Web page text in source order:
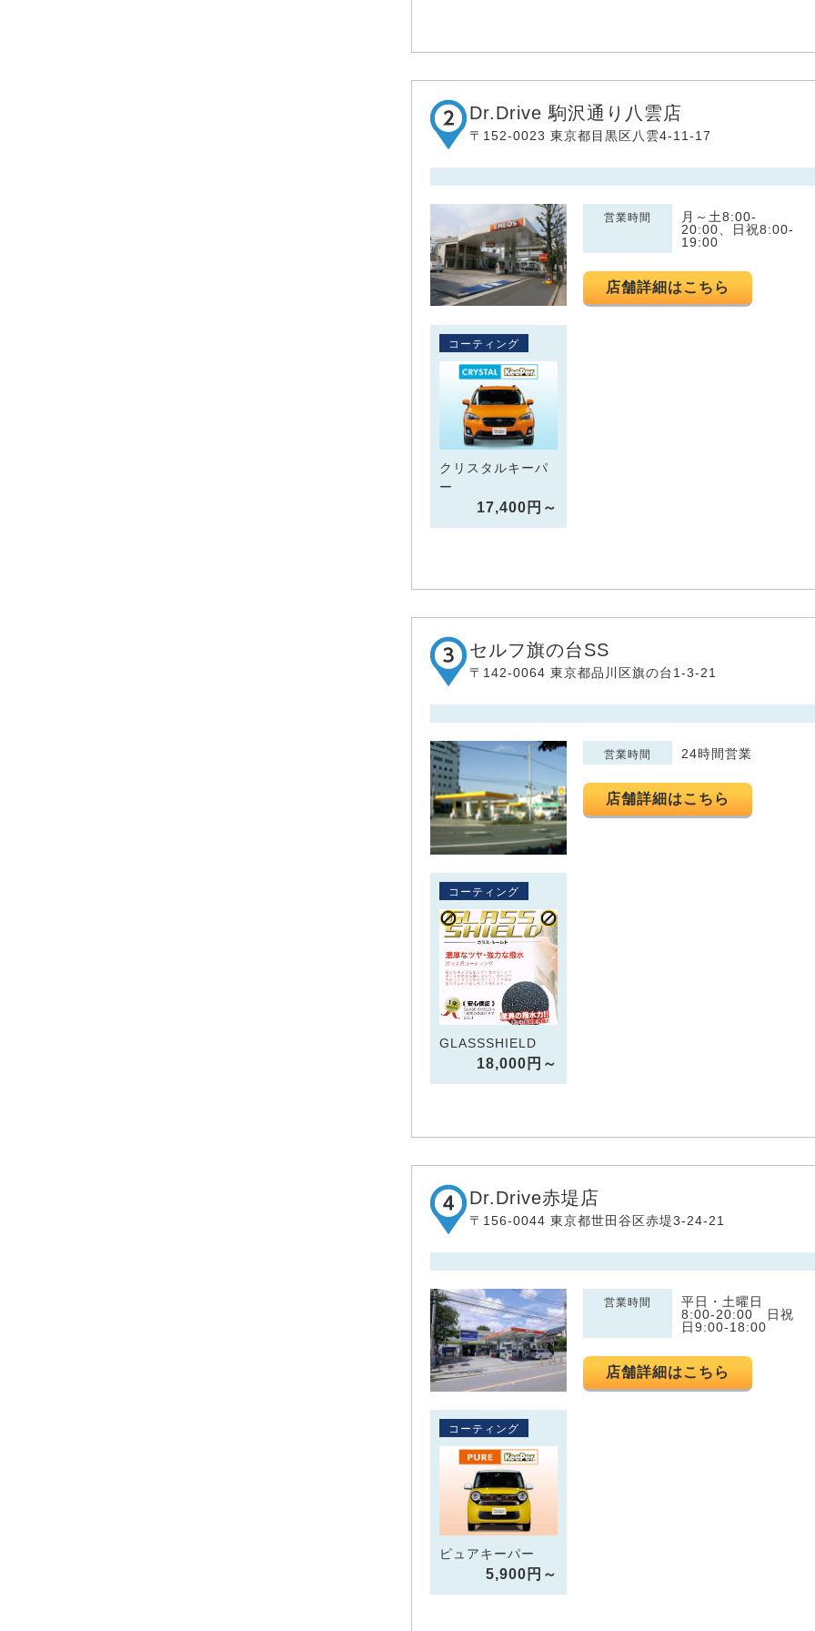
Dr.Drive 駒沢通り八雲店
〒152-0023 東京都目黒区八雲4-11-17
営業時間
月～土8:00-
20:00、日祝8:00-
19:00
店舗詳細はこちら
コーティング
クリスタルキーパ
ー
17,400円～
セルフ旗の台SS
〒142-0064 東京都品川区旗の台1-3-21
営業時間 24時間営業
店舗詳細はこちら
コーティング
GLASSSHIELD
18,000円～
Dr.Drive赤堤店
〒156-0044 東京都世田谷区赤堤3-24-21
営業時間
平日・土曜日
8:00-20:00 日祝
日9:00-18:00
店舗詳細はこちら
コーティング
ピュアキーパー
5,900円～